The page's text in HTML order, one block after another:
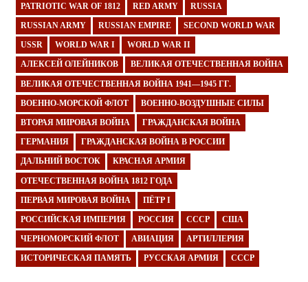
PATRIOTIC WAR OF 1812 RED ARMY RUSSIA
RUSSIAN ARMY RUSSIAN EMPIRE SECOND WORLD WAR
USSR WORLD WAR I WORLD WAR II
АЛЕКСЕЙ ОЛЕЙНИКОВ ВЕЛИКАЯ ОТЕЧЕСТВЕННАЯ ВОЙНА
ВЕЛИКАЯ ОТЕЧЕСТВЕННАЯ ВОЙНА 1941—1945 ГГ.
ВОЕННО-МОРСКОЙ ФЛОТ ВОЕННО-ВОЗДУШНЫЕ СИЛЫ
ВТОРАЯ МИРОВАЯ ВОЙНА ГРАЖДАНСКАЯ ВОЙНА
ГЕРМАНИЯ ГРАЖДАНСКАЯ ВОЙНА В РОССИИ
ДАЛЬНИЙ ВОСТОК КРАСНАЯ АРМИЯ
ОТЕЧЕСТВЕННАЯ ВОЙНА 1812 ГОДА
ПЕРВАЯ МИРОВАЯ ВОЙНА ПЁТР I
РОССИЙСКАЯ ИМПЕРИЯ РОССИЯ СССР США
ЧЕРНОМОРСКИЙ ФЛОТ АВИАЦИЯ АРТИЛЛЕРИЯ
ИСТОРИЧЕСКАЯ ПАМЯТЬ РУССКАЯ АРМИЯ СССР